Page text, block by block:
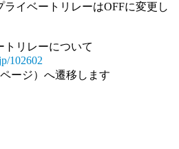
イベートリレーはOFFに変更し
トリレーについて
102602
ージ）へ遷移します